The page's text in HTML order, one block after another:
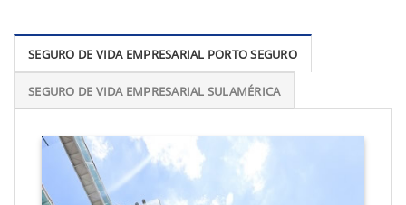
SEGURO DE VIDA EMPRESARIAL PORTO SEGURO
SEGURO DE VIDA EMPRESARIAL SULAMÉRICA